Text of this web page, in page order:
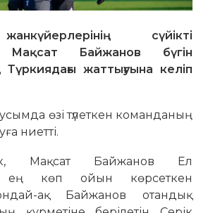
сүйікті
Мақсат Байжанов бүгін
жаттығуына келіп
өзі түлеткен команданың
ниетті.
Мақсат Байжанов Ел
ең көп ойын көрсеткен
ақ Байжанов отандық